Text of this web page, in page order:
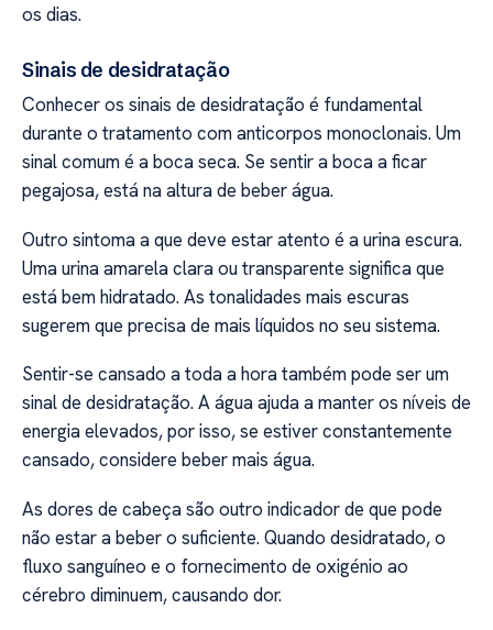
os dias.
Sinais de desidratação
Conhecer os sinais de desidratação é fundamental
durante o tratamento com anticorpos monoclonais. Um
sinal comum é a boca seca. Se sentir a boca a ficar
pegajosa, está na altura de beber água.
Outro sintoma a que deve estar atento é a urina escura.
Uma urina amarela clara ou transparente significa que
está bem hidratado. As tonalidades mais escuras
sugerem que precisa de mais líquidos no seu sistema.
Sentir-se cansado a toda a hora também pode ser um
sinal de desidratação. A água ajuda a manter os níveis de
energia elevados, por isso, se estiver constantemente
cansado, considere beber mais água.
As dores de cabeça são outro indicador de que pode
não estar a beber o suficiente. Quando desidratado, o
fluxo sanguíneo e o fornecimento de oxigénio ao
cérebro diminuem, causando dor.